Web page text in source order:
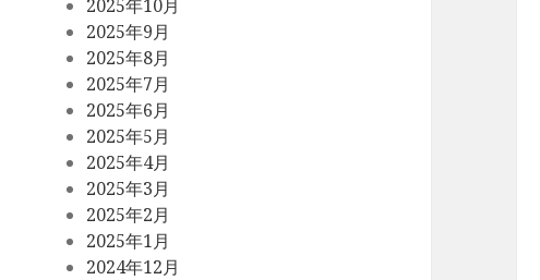
2025年10月
2025年9月
2025年8月
2025年7月
2025年6月
2025年5月
2025年4月
2025年3月
2025年2月
2025年1月
2024年12月